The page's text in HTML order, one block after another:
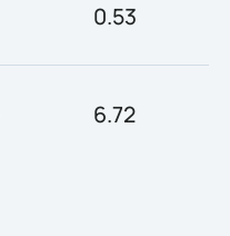
0.53
6.72